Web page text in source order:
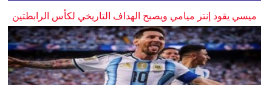
ميسي يقود إنتر ميامي ويصبح الهداف التاريخي لكأس الرابطتين